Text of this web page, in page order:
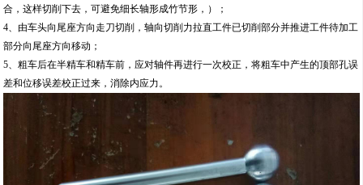
合，这样切削下去，可避免细长轴形成竹节形，）；
4、由车头向尾座方向走刀切削，轴向切削力拉直工件已切削部分并推进工件待加工
部分向尾座方向移动；
5、粗车后在半精车和精车前，应对轴件再进行一次校正，将粗车中产生的顶部孔误
差和位移误差校正过来，消除内应力。